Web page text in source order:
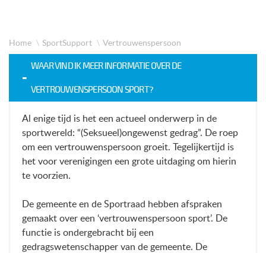
Home SportSupport Vertrouwenspersoon
WAAR VIND IK MEER INFORMATIE OVER DE
VERTROUWENSPERSOON SPORT?
Al enige tijd is het een actueel onderwerp in de
sportwereld: “(Seksueel)ongewenst gedrag”. De roep
om een vertrouwenspersoon groeit. Tegelijkertijd is
het voor verenigingen een grote uitdaging om hierin
te voorzien.
De gemeente en de Sportraad hebben afspraken
gemaakt over een ‘vertrouwenspersoon sport’. De
functie is ondergebracht bij een
gedragswetenschapper van de gemeente. De